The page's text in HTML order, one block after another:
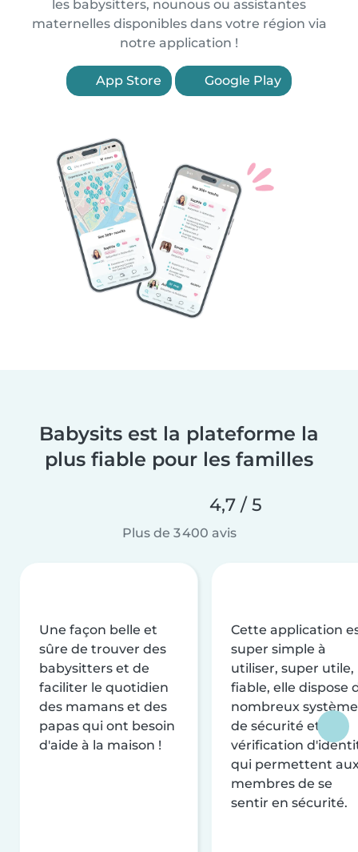
les babysitters, nounous ou assistantes
maternelles disponibles dans votre région via
notre application !
App Store Google Play
Babysits est la plateforme la
plus fiable pour les familles
4,7 / 5
Plus de 3 400 avis
Une façon belle et
sûre de trouver des
babysitters et de
faciliter le quotidien
des mamans et des
papas qui ont besoin
d'aide à la maison !
Cette application
super simple à
utiliser, super utile,
fiable, elle dispose
nombreux
de sécurité et de
vérification
qui permettent
membres de se
sentir en sécurité.